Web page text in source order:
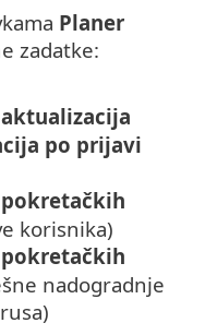
Planer
zadatke:
po prijavi
korisnika)
nadogradnje